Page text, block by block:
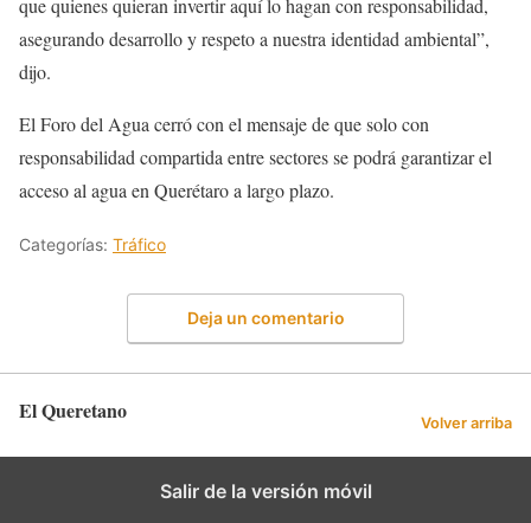
asegurando desarrollo y respeto a nuestra identidad ambiental”,
dijo.
El Foro del Agua cerró con el mensaje de que solo con
responsabilidad compartida entre sectores se podrá garantizar el
acceso al agua en Querétaro a largo plazo.
Categorías: Tráfico
Deja un comentario
El Queretano Volver arriba
Salir de la versión móvil